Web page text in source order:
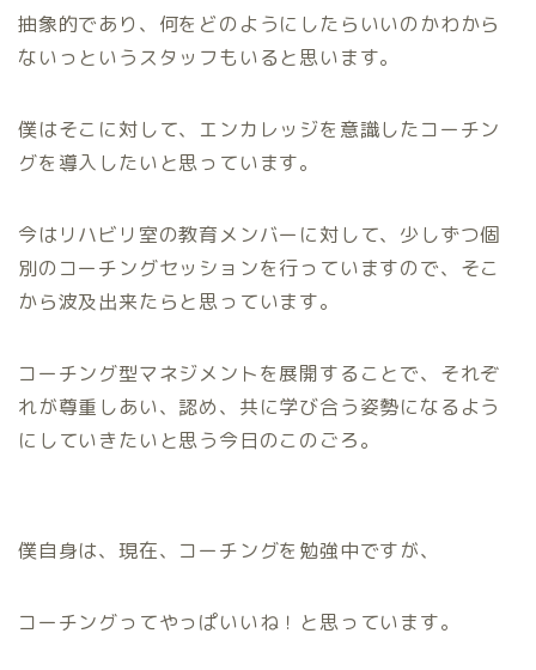
抽象的であり、何をどのようにしたらいいのかわから
ないっというスタッフもいると思います。
僕はそこに対して、エンカレッジを意識したコーチン
グを導入したいと思っています。
今はリハビリ室の教育メンバーに対して、少しずつ個
別のコーチングセッションを行っていますので、そこ
から波及出来たらと思っています。
コーチング型マネジメントを展開することで、それぞ
れが尊重しあい、認め、共に学び合う姿勢になるよう
にしていきたいと思う今日のこのごろ。
僕自身は、現在、コーチングを勉強中ですが、
コーチングってやっぱいいね！と思っています。